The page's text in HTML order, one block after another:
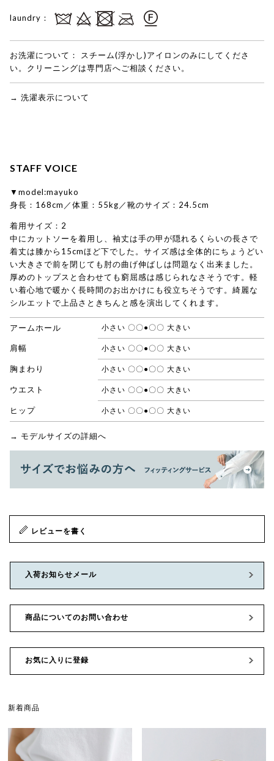
laundry：
お洗濯について：
スチーム(浮かし)アイロンのみにしてくださ
い。クリーニングは専門店へご相談ください。
→ 洗濯表示について
STAFF VOICE
▼model:mayuko
身長：168cm／体重：55kg／靴のサイズ：24.5cm
着用サイズ：2
中にカットソーを着用し、袖丈は手の甲が隠れるくらいの長さで
着丈は膝から15cmほど下でした。サイズ感は全体的にちょうどい
い大きさで前を閉じても肘の曲げ伸ばしは問題なく出来ました。
厚めのトップスと合わせても窮屈感は感じられなさそうです。軽
い着心地で暖かく長時間のお出かけにも役立ちそうです。綺麗な
シルエットで上品さときちんと感を演出してくれます。
アームホール 小さい 〇〇●〇〇 大きい
肩幅 小さい 〇〇●〇〇 大きい
胸まわり 小さい 〇〇●〇〇 大きい
ウエスト 小さい 〇〇●〇〇 大きい
ヒップ 小さい 〇〇●〇〇 大きい
→ モデルサイズの詳細へ
レビューを書く
入荷お知らせメール
商品についてのお問い合わせ
お気に入りに登録
新着商品